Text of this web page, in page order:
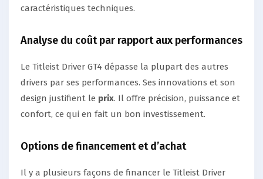
caractéristiques techniques.
Analyse du coût par rapport aux performances
Le Titleist Driver GT4 dépasse la plupart des autres
drivers par ses performances. Ses innovations et son
design justifient le prix. Il offre précision, puissance et
confort, ce qui en fait un bon investissement.
Options de financement et d’achat
Il y a plusieurs façons de financer le Titleist Driver